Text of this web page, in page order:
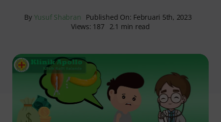
By Yusuf Shabran
Published On: Februari 5th, 2023
Views: 187
2.1 min read